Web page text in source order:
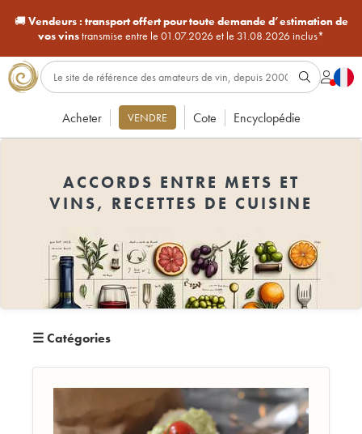
🚚Vendeurs : transport offert pour toute demande d’estimation de
vos vinstransmise entre le 01.07.2026 et le 31.08.2026 inclus*
Acheter VENDRE Cote Encyclopédie
ACCORDS ENTRE METS ET
VINS, RECETTES DE CUISINE
☰Catégories